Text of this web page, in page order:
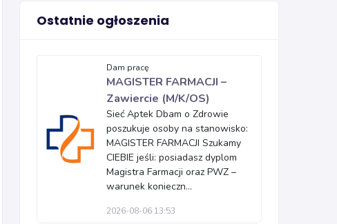
Ostatnie ogłoszenia
Dam pracę
MAGISTER FARMACJI –
Zawiercie (M/K/OS)
Sieć Aptek Dbam o Zdrowie
poszukuje osoby na stanowisko:
MAGISTER FARMACJI Szukamy
CIEBIE jeśli: posiadasz dyplom
Magistra Farmacji oraz PWZ –
warunek konieczn...
2026-08-06 13:53